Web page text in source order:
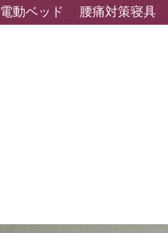
電動ベッド 腰痛対策寝具